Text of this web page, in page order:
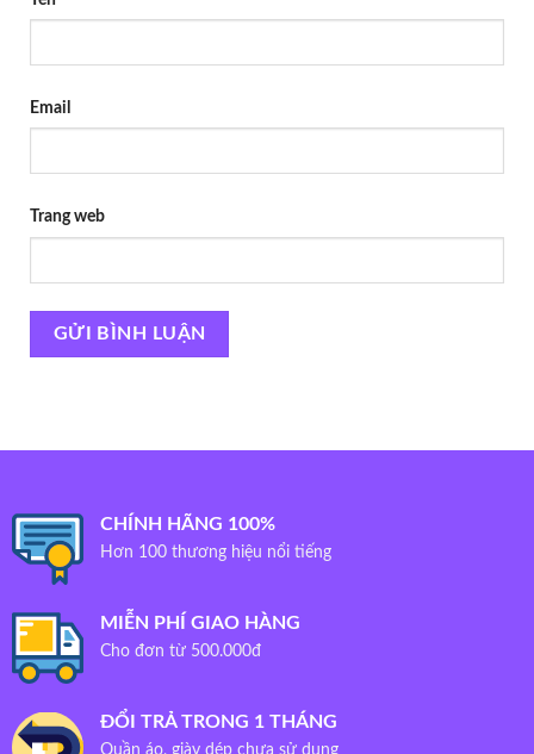
Email
Trang web
CHÍNH HÃNG 100%
Hơn 100 thương hiệu nổi tiếng
MIỄN PHÍ GIAO HÀNG
Cho đơn từ 500.000đ
ĐỔI TRẢ TRONG 1 THÁNG